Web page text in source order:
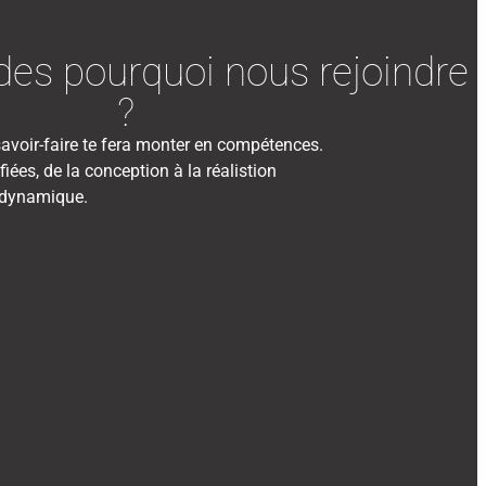
pourquoi nous rejoindre
?​
faire te fera monter en compétences.
de la conception à la réalistion